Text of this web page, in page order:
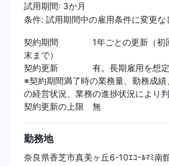
試用期間: 3か月
条件: 試用期間中の雇用条件に変更な
契約期間 1年ごとの更新（初回
末まで）
契約更新 有。長期雇用を想定し
※契約期間満了時の業務量、勤務成
の経営状況、業務の進捗状況により判
契約更新の上限 無
勤務地
奈良県香芝市真美ヶ丘6-10ｴｺｰﾙﾏﾐ